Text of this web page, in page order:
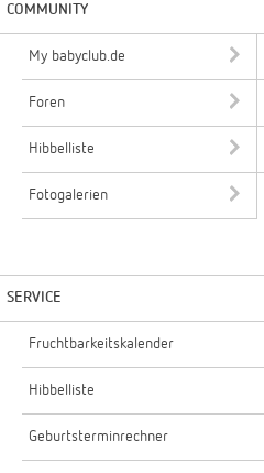
COMMUNITY
My babyclub.de
Foren
Hibbelliste
Fotogalerien
SERVICE
Fruchtbarkeitskalender
Hibbelliste
Geburtsterminrechner